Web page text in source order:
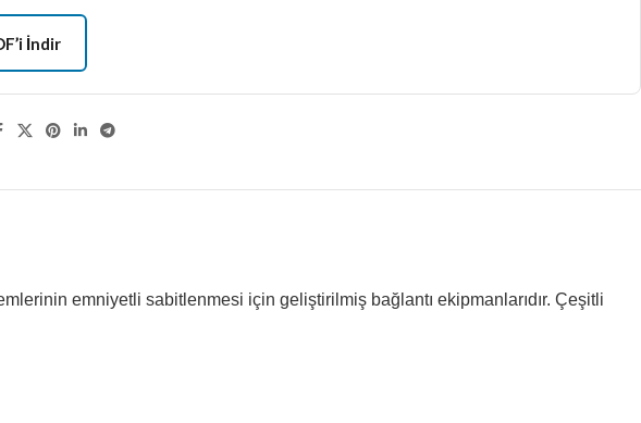
İndir
emniyetli sabitlenmesi için geliştirilmiş bağlantı ekipmanlarıdır. Çeşitli